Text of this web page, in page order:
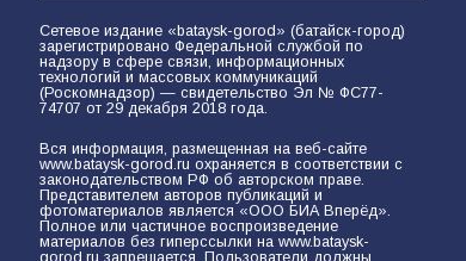
В Батайске продолжаются
дорожные работы
95 04.08.2026
«Мобилизация или набор?» Что на
самом деле происходит в армии
России в августе 2026 года
Сетевое издание «bataysk-gorod» (батайск-город)
зарегистрировано Федеральной службой по
надзору в сфере связи, информационных
технологий и массовых коммуникаций
(Роскомнадзор) — свидетельство Эл № ФС77-
74707 от 29 декабря 2018 года.
Вся информация, размещенная на веб-сайте
www.bataysk-gorod.ru охраняется в соответствии с
законодательством РФ об авторском праве.
Представителем авторов публикаций и
фотоматериалов является «ООО БИА Вперёд».
Полное или частичное воспроизведение
материалов без гиперссылки на www.bataysk-
gorod.ru запрещается. Пользователи должны